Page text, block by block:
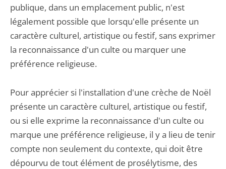
publique, dans un emplacement public, n'est
légalement possible que lorsqu'elle présente un
caractère culturel, artistique ou festif, sans exprimer
la reconnaissance d'un culte ou marquer une
préférence religieuse.
Pour apprécier si l'installation d'une crèche de Noël
présente un caractère culturel, artistique ou festif,
ou si elle exprime la reconnaissance d'un culte ou
marque une préférence religieuse, il y a lieu de tenir
compte non seulement du contexte, qui doit être
dépourvu de tout élément de prosélytisme, des